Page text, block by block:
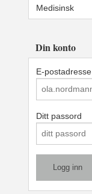
Medisinsk
Din konto
E-postadresse
Ditt passord